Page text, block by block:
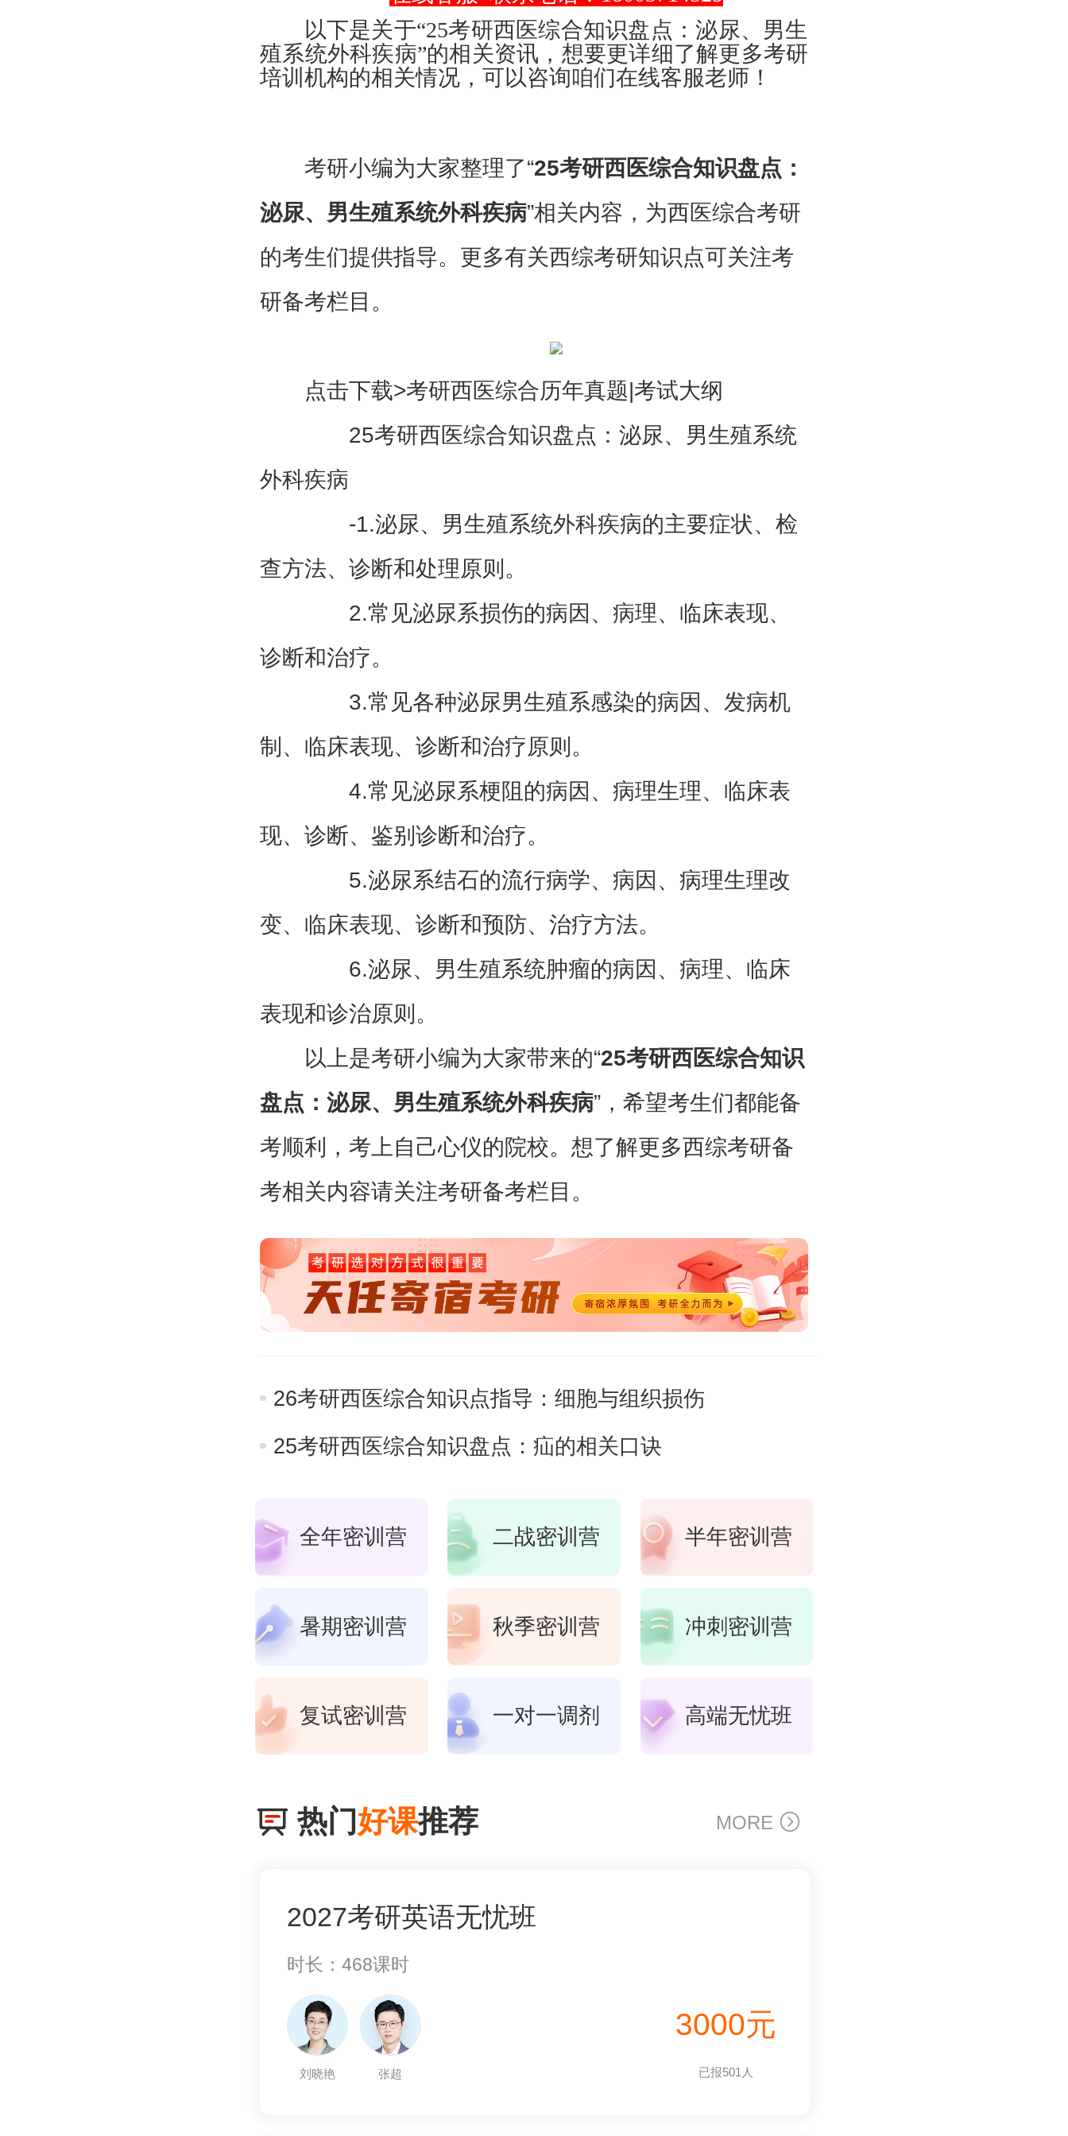
以下是关于“25考研西医综合知识盘点：泌尿、男生
殖系统外科疾病”的相关资讯，想要更详细了解更多考研
培训机构的相关情况，可以咨询咱们在线客服老师！
考研小编为大家整理了“25考研西医综合知识盘点：
泌尿、男生殖系统外科疾病”相关内容，为西医综合考研
的考生们提供指导。更多有关西综考研知识点可关注考
研备考栏目。
点击下载>考研西医综合历年真题|考试大纲
25考研西医综合知识盘点：泌尿、男生殖系统
外科疾病
-1.泌尿、男生殖系统外科疾病的主要症状、检
查方法、诊断和处理原则。
2.常见泌尿系损伤的病因、病理、临床表现、
诊断和治疗。
3.常见各种泌尿男生殖系感染的病因、发病机
制、临床表现、诊断和治疗原则。
4.常见泌尿系梗阻的病因、病理生理、临床表
现、诊断、鉴别诊断和治疗。
5.泌尿系结石的流行病学、病因、病理生理改
变、临床表现、诊断和预防、治疗方法。
6.泌尿、男生殖系统肿瘤的病因、病理、临床
表现和诊治原则。
以上是考研小编为大家带来的“25考研西医综合知识
盘点：泌尿、男生殖系统外科疾病”，希望考生们都能备
考顺利，考上自己心仪的院校。想了解更多西综考研备
考相关内容请关注考研备考栏目。
26考研西医综合知识点指导：细胞与组织损伤
25考研西医综合知识盘点：疝的相关口诀
全年密训营 二战密训营 半年密训营
暑期密训营 秋季密训营 冲刺密训营
复试密训营 一对一调剂 高端无忧班
热门好课推荐 MORE
2027考研英语无忧班
时长：468课时
刘晓艳 张超
3000元
已报501人